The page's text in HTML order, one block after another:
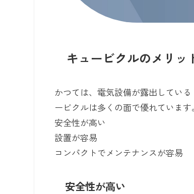
キュービクルのメリッ
かつては、電気設備が露出してい
ービクルは多くの面で優れていま
安全性が高い
設置が容易
コンパクトでメンテナンスが容易
安全性が高い